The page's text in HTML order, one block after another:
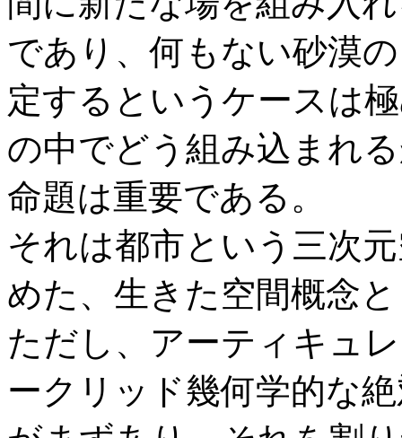
であり、何もない砂漠
定するというケースは
の中でどう組み込まれ
命題は重要である。
それは都市という三次
めた、生きた空間概念
ただし、アーティキュ
ークリッド幾何学的な